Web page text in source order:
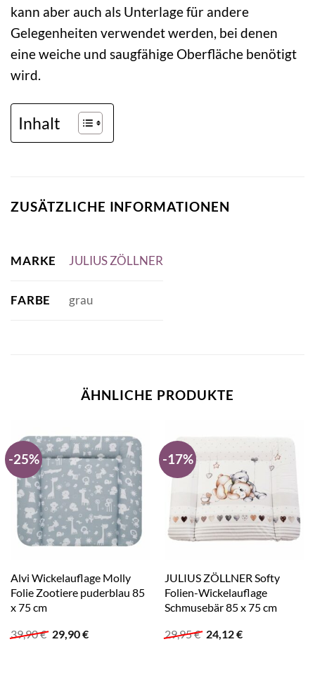
kann aber auch als Unterlage für andere
Gelegenheiten verwendet werden, bei denen
eine weiche und saugfähige Oberfläche benötigt
wird.
Inhalt
ZUSÄTZLICHE INFORMATIONEN
MARKE JULIUS ZÖLLNER
FARBE grau
ÄHNLICHE PRODUKTE
-25%
Alvi Wickelauflage Molly
Folie Zootiere puderblau 85
x 75 cm
39,90€ Ursprünglicher
Preis
29,90€Aktueller
-17%
JULIUS ZÖLLNER Softy
Folien-Wickelauflage
Schmusebär 85 x 75 cm
29,95€ Ursprünglicher
Preis
24,12€Aktueller